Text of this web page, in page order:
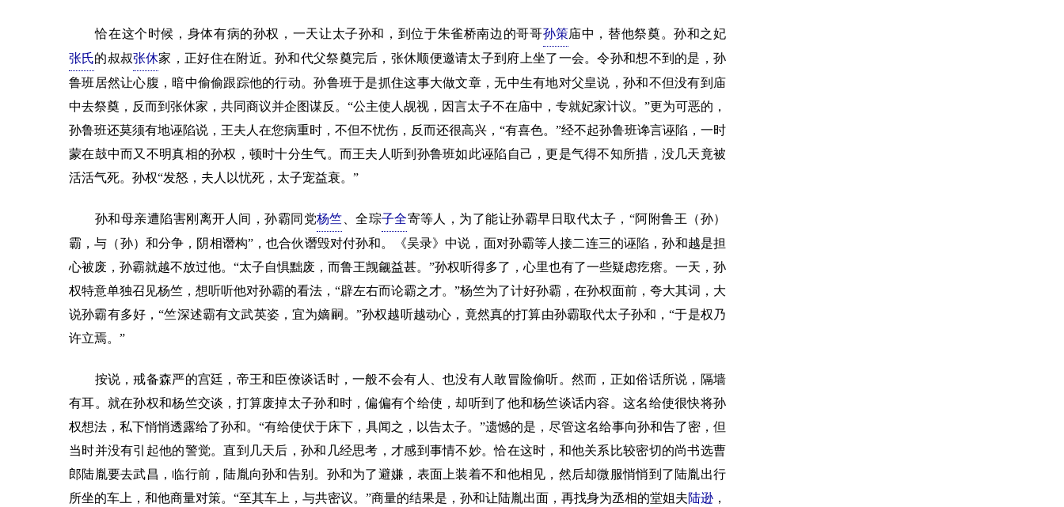
恰在这个时候，身体有病的孙权，一天让太子孙和，到位于朱雀桥南边的哥哥孙策庙中，替他祭奠。孙和之妃
张氏的叔叔张休家，正好住在附近。孙和代父祭奠完后，张休顺便邀请太子到府上坐了一会。令孙和想不到的是，孙
鲁班居然让心腹，暗中偷偷跟踪他的行动。孙鲁班于是抓住这事大做文章，无中生有地对父皇说，孙和不但没有到庙
中去祭奠，反而到张休家，共同商议并企图谋反。“公主使人觇视，因言太子不在庙中，专就妃家计议。”更为可恶的，
孙鲁班还莫须有地诬陷说，王夫人在您病重时，不但不忧伤，反而还很高兴，“有喜色。”经不起孙鲁班谗言诬陷，一时
蒙在鼓中而又不明真相的孙权，顿时十分生气。而王夫人听到孙鲁班如此诬陷自己，更是气得不知所措，没几天竟被
活活气死。孙权“发怒，夫人以忧死，太子宠益衰。”
孙和母亲遭陷害刚离开人间，孙霸同党杨竺 、全琮子全寄等人，为了能让孙霸早日取代太子，“阿附鲁王（孙）
霸，与（孙）和分争，阴相谮构”，也合伙谮毁对付孙和。《吴录》中说，面对孙霸等人接二连三的诬陷，孙和越是担
心被废，孙霸就越不放过他。“太子自惧黜废，而鲁王觊觎益甚。”孙权听得多了，心里也有了一些疑虑疙瘩。一天，孙
权特意单独召见杨竺，想听听他对孙霸的看法，“辟左右而论霸之才。”杨竺为了计好孙霸，在孙权面前，夸大其词，大
说孙霸有多好，“竺深述霸有文武英姿，宜为嫡嗣。”孙权越听越动心，竟然真的打算由孙霸取代太子孙和，“于是权乃
许立焉。”
按说，戒备森严的宫廷，帝王和臣僚谈话时，一般不会有人、也没有人敢冒险偷听。然而，正如俗话所说，隔墙
有耳。就在孙权和杨竺交谈，打算废掉太子孙和时，偏偏有个给使，却听到了他和杨竺谈话内容。这名给使很快将孙
权想法，私下悄悄透露给了孙和。“有给使伏于床下，具闻之，以告太子。”遗憾的是，尽管这名给事向孙和告了密，但
当时并没有引起他的警觉。直到几天后，孙和几经思考，才感到事情不妙。恰在这时，和他关系比较密切的尚书选曹
郎陆胤要去武昌，临行前，陆胤向孙和告别。孙和为了避嫌，表面上装着不和他相见，然后却微服悄悄到了陆胤出行
所坐的车上，和他商量对策。“至其车上，与共密议。”商量的结果是，孙和让陆胤出面，再找身为丞相的堂姐夫陆逊 ，